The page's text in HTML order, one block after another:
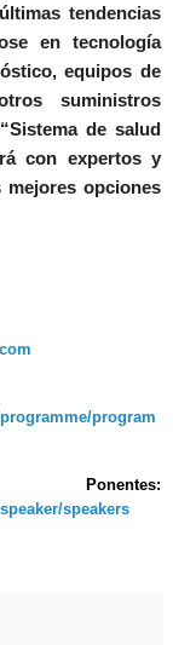
tendencias
en tecnología
equipos de
suministros
“Sistema de salud
con expertos y
mejores opciones
program
Ponentes:
speakers